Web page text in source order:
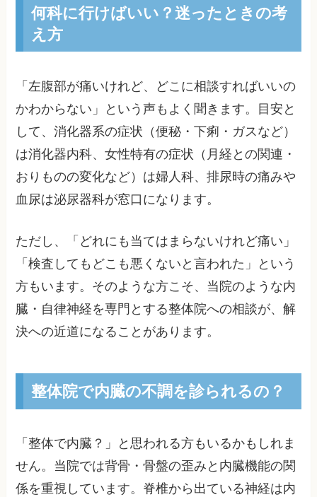
何科に行けばいい？迷ったときの考
え方
「左腹部が痛いけれど、どこに相談すればいいの
かわからない」という声もよく聞きます。目安と
して、消化器系の症状（便秘・下痢・ガスなど）
は消化器内科、女性特有の症状（月経との関連・
おりものの変化など）は婦人科、排尿時の痛みや
血尿は泌尿器科が窓口になります。
ただし、「どれにも当てはまらないけれど痛い」
「検査してもどこも悪くないと言われた」という
方もいます。そのような方こそ、当院のような内
臓・自律神経を専門とする整体院への相談が、解
決への近道になることがあります。
整体院で内臓の不調を診られるの？
「整体で内臓？」と思われる方もいるかもしれま
せん。当院では背骨・骨盤の歪みと内臓機能の関
係を重視しています。脊椎から出ている神経は内